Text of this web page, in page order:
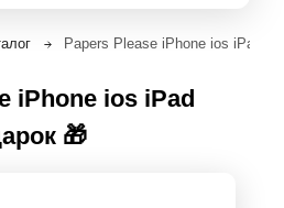
Papers Please iPhone ios iPad
iPhone ios iPad
🎁